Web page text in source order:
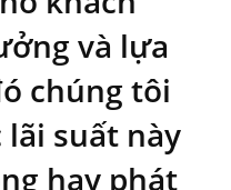
và lựa
chúng tôi
suất này
hay phát